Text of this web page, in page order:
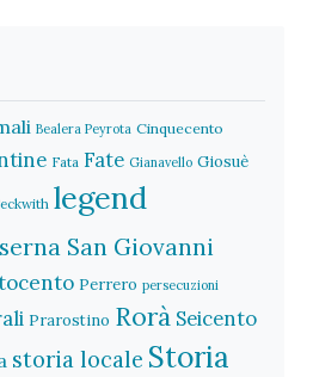
Bealera Peyrota Cinquecento
Fata Fate Gianavello Giosuè
legend
San Giovanni
Perrero persecuzioni
Prarostino Rorà Seicento
storia locale Storia